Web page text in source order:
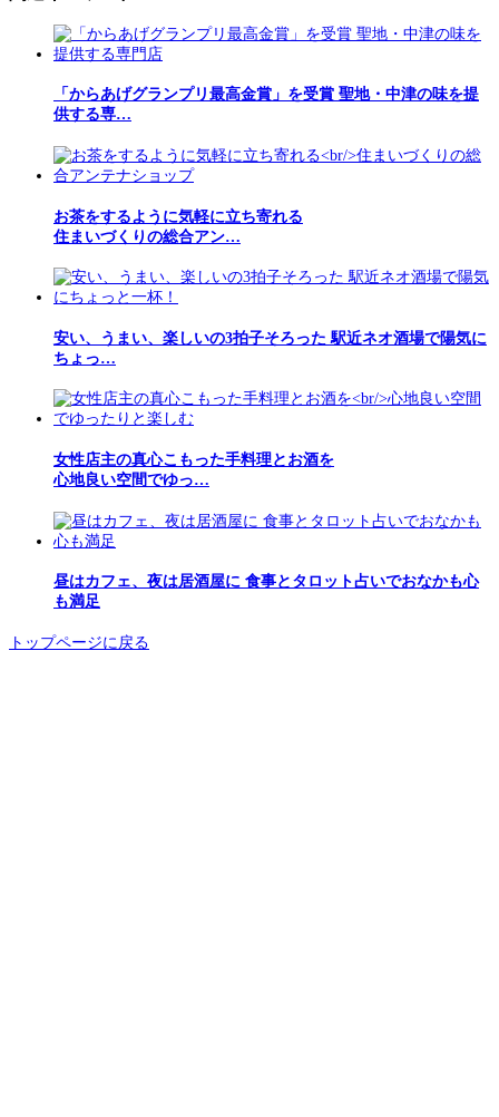
「からあげグランプリ最高金賞」を受賞 聖地・中津の味を提
供する専…
お茶をするように気軽に立ち寄れる
住まいづくりの総合アン…
安い、うまい、楽しいの3拍子そろった 駅近ネオ酒場で陽気に
ちょっ…
女性店主の真心こもった手料理とお酒を
心地良い空間でゆっ…
昼はカフェ、夜は居酒屋に 食事とタロット占いでおなかも心
も満足
トップページに戻る